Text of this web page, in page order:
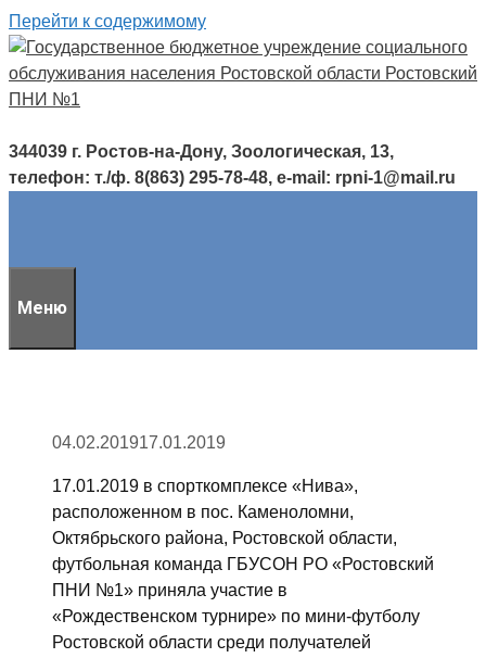
Перейти к содержимому
344039 г. Ростов-на-Дону, Зоологическая, 13,
телефон: т./ф. 8(863) 295-78-48, e-mail: rpni-1@mail.ru
Меню
04.02.201917.01.2019
17.01.2019 в спорткомплексе «Нива»,
расположенном в пос. Каменоломни,
Октябрьского района, Ростовской области,
футбольная команда ГБУСОН РО «Ростовский
ПНИ №1» приняла участие в
«Рождественском турнире» по мини-футболу
Ростовской области среди получателей